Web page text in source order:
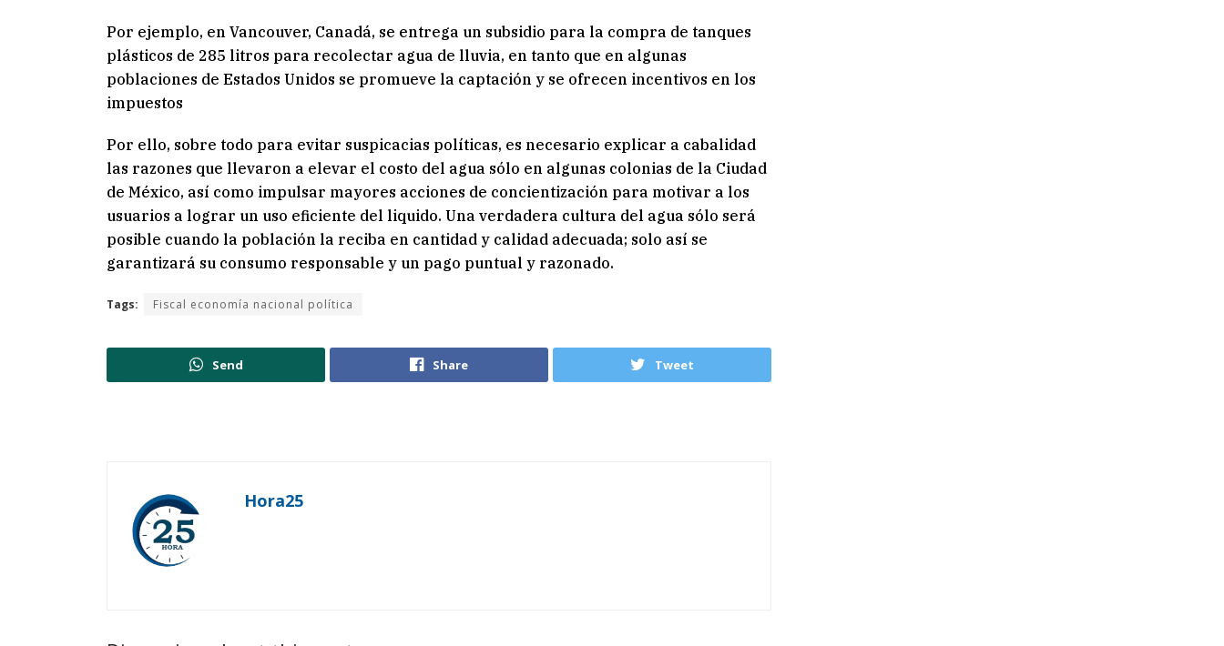
Por ejemplo, en Vancouver, Canadá, se entrega un subsidio para la compra de tanques
plásticos de 285 litros para recolectar agua de lluvia, en tanto que en algunas
poblaciones de Estados Unidos se promueve la captación y se ofrecen incentivos en los
impuestos
Por ello, sobre todo para evitar suspicacias políticas, es necesario explicar a cabalidad
las razones que llevaron a elevar el costo del agua sólo en algunas colonias de la Ciudad
de México, así como impulsar mayores acciones de concientización para motivar a los
usuarios a lograr un uso eficiente del liquido. Una verdadera cultura del agua sólo será
posible cuando la población la reciba en cantidad y calidad adecuada; solo así se
garantizará su consumo responsable y un pago puntual y razonado.
Tags: Fiscal economía nacional política
Send Share Tweet
Hora25